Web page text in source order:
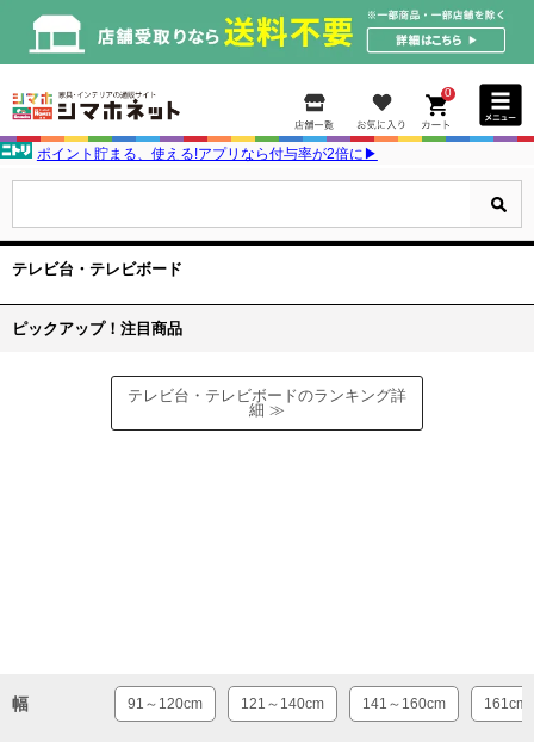
0
ポイント貯まる、使える!アプリなら付与率が2倍に▶
テレビ台・テレビボード
ピックアップ！注目商品
テレビ台・テレビボードのランキング詳
細 ≫
幅 91～120cm 121～140cm 141～160cm 161cm